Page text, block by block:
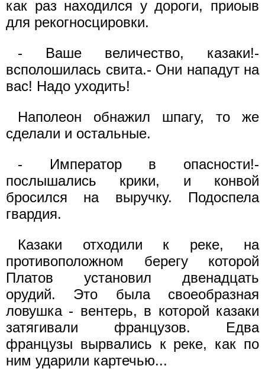
как раз находился у дороги, приоыв
для рекогносцировки.
- Ваше величество, казаки!-
всполошилась свита.- Они нападут на
вас! Надо уходить!
Наполеон обнажил шпагу, то же
сделали и остальные.
- Император в опасности!-
послышались крики, и конвой
бросился на выручку. Подоспела
гвардия.
Казаки отходили к реке, на
противоположном берегу которой
Платов установил двенадцать
орудий. Это была своеобразная
ловушка - вентерь, в которой казаки
затягивали французов. Едва
французы вырвались к реке, как по
ним ударили картечью...